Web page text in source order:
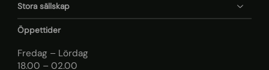
Stora sällskap
Öppettider
Fredag – Lördag
18.00 – 02.00